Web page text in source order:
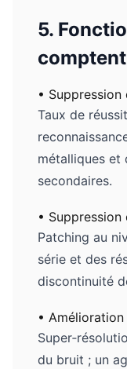
5.
comptent
• Suppression
Taux de
métalliques et
secondaires.
•
Patching au
série et des
discontinuité
• Amélioration
du bruit ; un